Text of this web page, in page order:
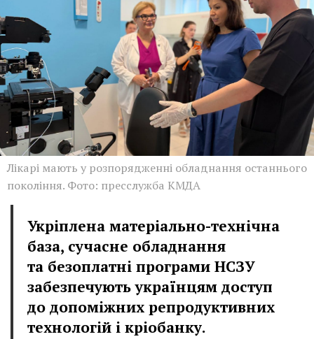
Лікарі мають у розпорядженні обладнання останнього
покоління. Фото: пресслужба КМДА
Укріплена матеріально-технічна
база, сучасне обладнання
та безоплатні програми НСЗУ
забезпечують українцям доступ
до допоміжних репродуктивних
технологій і кріобанку.